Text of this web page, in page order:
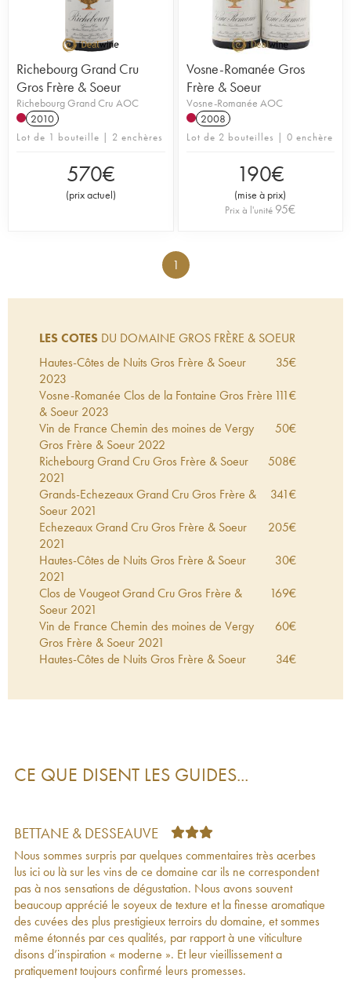
Richebourg Grand Cru
Gros Frère & Soeur
Richebourg Grand Cru AOC
2010
Lot de 1 bouteille | 2 enchères
570€
(prix actuel)
Vosne-Romanée Gros
Frère & Soeur
Vosne-Romanée AOC
2008
Lot de 2 bouteilles | 0 enchère
190€
(mise à prix)
Prix à l'unité 95€
1
LES COTES DU DOMAINE GROS FRÈRE & SOEUR
Hautes-Côtes de Nuits Gros Frère & Soeur
2023
35€
Vosne-Romanée Clos de la Fontaine Gros Frère
& Soeur 2023
111€
Vin de France Chemin des moines de Vergy
Gros Frère & Soeur 2022
50€
Richebourg Grand Cru Gros Frère & Soeur
2021
508€
Grands-Echezeaux Grand Cru Gros Frère &
Soeur 2021
341€
Echezeaux Grand Cru Gros Frère & Soeur
2021
205€
Hautes-Côtes de Nuits Gros Frère & Soeur
2021
30€
Clos de Vougeot Grand Cru Gros Frère &
Soeur 2021
169€
Vin de France Chemin des moines de Vergy
Gros Frère & Soeur 2021
60€
Hautes-Côtes de Nuits Gros Frère & Soeur
34€
Clos de Vougeot Grand Cru Gros Frère &
2019
Richebourg Grand Cru Gros Frère & Soeur
2019
Grands-Echezeaux Grand Cru Gros Frère &
Soeur2019
301€
Vosne-Romanée Gros Frère & Soeur 2019 104€
Vosne-Romanée 1er Cru Gros Frère & Soeur
2019
125€
Hautes-Côtes de Nuits Gros Frère & Soeur 201929
Clos de Vougeot Grand Cru Gros Frère &
CE QUE DISENT LES GUIDES...
BETTANE & DESSEAUVE
Nous sommes surpris par quelques commentaires très acerbes
lus ici ou là sur les vins de ce domaine car ils ne correspondent
pas à nos sensations de dégustation. Nous avons souvent
beaucoup apprécié le soyeux de texture et la finesse aromatique
des cuvées des plus prestigieux terroirs du domaine, et sommes
même étonnés par ces qualités, par rapport à une viticulture
disons d’inspiration « moderne ». Et leur vieillissement a
pratiquement toujours confirmé leurs promesses.